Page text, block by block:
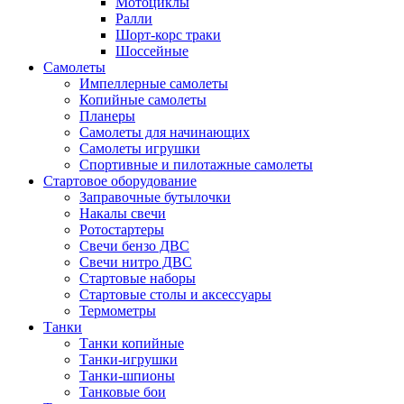
Ралли
Шорт-корс траки
Шоссейные
Самолеты
Импеллерные самолеты
Копийные самолеты
Планеры
Самолеты для начинающих
Самолеты игрушки
Спортивные и пилотажные самолеты
Стартовое оборудование
Заправочные бутылочки
Накалы свечи
Ротостартеры
Свечи бензо ДВС
Свечи нитро ДВС
Стартовые наборы
Стартовые столы и аксессуары
Термометры
Танки
Танки копийные
Танки-игрушки
Танки-шпионы
Танковые бои